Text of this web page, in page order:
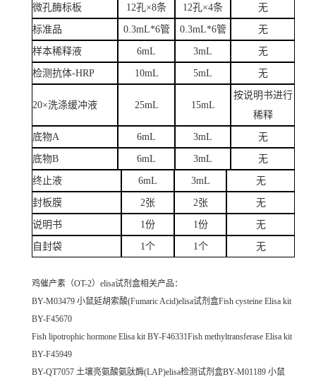
微孔酶标板 12孔×8条 12孔×4条 无
标准品 0.3mL*6管 0.3mL*6管 无
样本稀释液 6mL 3mL 无
检测抗体-HRP 10mL 5mL 无
20×洗涤缓冲液 25mL 15mL
按说明书进行
稀释
底物A 6mL 3mL 无
底物B 6mL 3mL 无
终止液 6mL 3mL 无
封板膜 2张 2张 无
说明书 1份 1份 无
自封袋 1个 1个 无
鸡催产素（OT-2）elisa试剂盒相关产品：
BY-M03479 小鼠延胡索酸(Fumaric Acid)elisa试剂盒Fish cysteine Elisa kit
BY-F45670
Fish lipotrophic hormone Elisa kit BY-F46331Fish methyltransferase Elisa kit
BY-F45949
BY-QT7057 土壤亮氨酸氨肽酶(LAP)elisa检测试剂盒BY-M01189 小鼠